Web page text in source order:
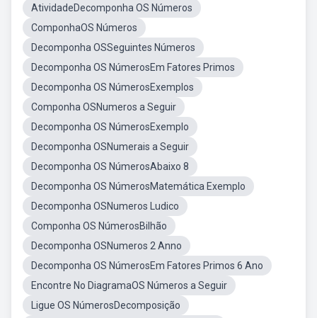
AtividadeDecomponha OS Números
ComponhaOS Números
Decomponha OSSeguintes Números
Decomponha OS NúmerosEm Fatores Primos
Decomponha OS NúmerosExemplos
Componha OSNumeros a Seguir
Decomponha OS NúmerosExemplo
Decomponha OSNumerais a Seguir
Decomponha OS NúmerosAbaixo 8
Decomponha OS NúmerosMatemática Exemplo
Decomponha OSNumeros Ludico
Componha OS NúmerosBilhão
Decomponha OSNumeros 2 Anno
Decomponha OS NúmerosEm Fatores Primos 6 Ano
Encontre No DiagramaOS Números a Seguir
Ligue OS NúmerosDecomposição